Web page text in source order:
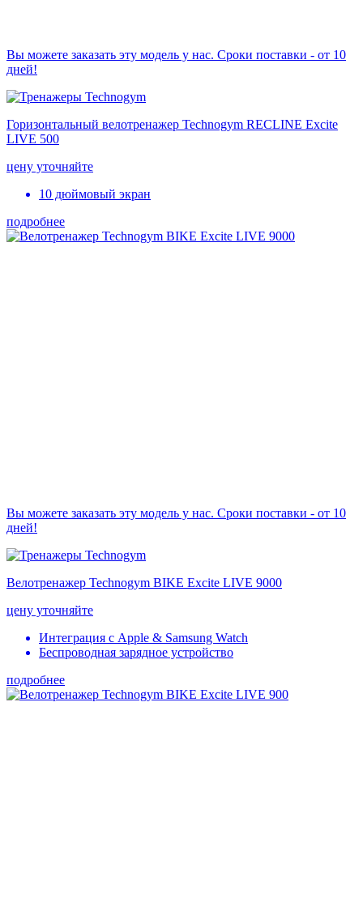
Вы можете заказать эту модель у нас. Сроки поставки - от 10
дней!
Горизонтальный велотренажер Technogym RECLINE Excite
LIVE 500
цену уточняйте
10 дюймовый экран
подробнее
Вы можете заказать эту модель у нас. Сроки поставки - от 10
дней!
Велотренажер Technogym BIKE Excite LIVE 9000
цену уточняйте
Интеграция с Apple & Samsung Watch
Беспроводная зарядное устройство
подробнее